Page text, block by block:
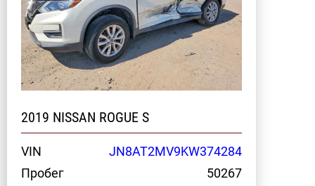
2019 NISSAN ROGUE S
VIN
JN8AT2MV9KW374284
Пробег
50267